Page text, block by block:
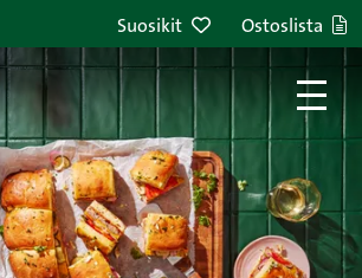
Suosikit Ostoslista